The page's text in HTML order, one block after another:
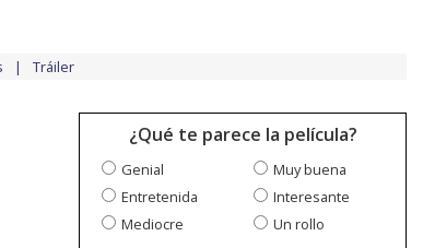
Tráiler
¿Qué te parece la película?
Genial
Muy buena
Entretenida
Interesante
Mediocre
Un rollo